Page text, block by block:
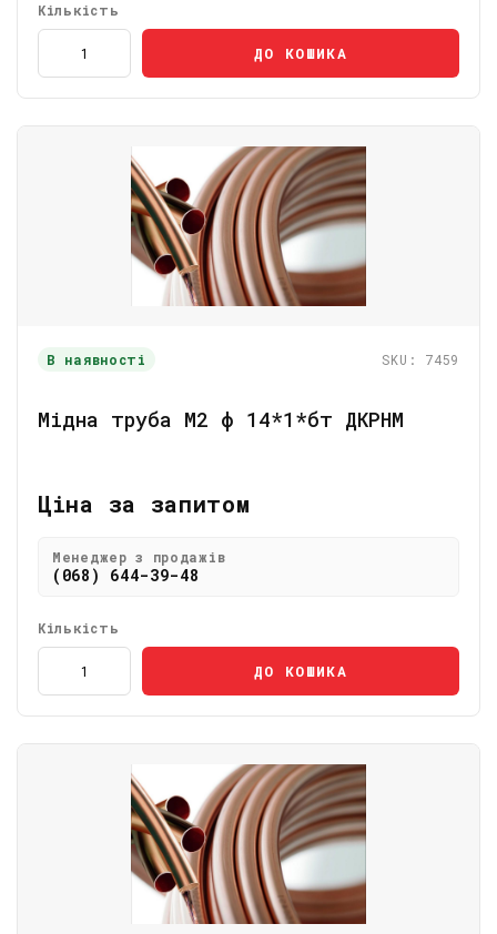
Кількість
ДО КОШИКА
В наявності SKU: 7459
Мідна труба М2 ф 14*1*бт ДКРНМ
Ціна за запитом
Менеджер з продажів
(068) 644-39-48
Кількість
ДО КОШИКА